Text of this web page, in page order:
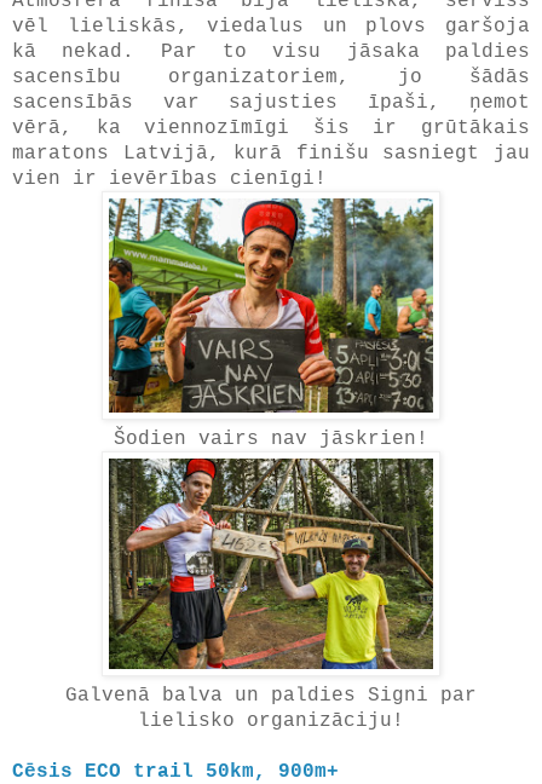
vēl lieliskās, viedalus un plovs garšoja
kā nekad. Par to visu jāsaka paldies
sacensību organizatoriem, jo šādās
sacensībās var sajusties īpaši, ņemot
vērā, ka viennozīmīgi šis ir grūtākais
maratons Latvijā, kurā finišu sasniegt jau
vien ir ievērības cienīgi!
Šodien vairs nav jāskrien!
Galvenā balva un paldies Signi par
lielisko organizāciju!
Cēsis ECO trail 50km, 900m+